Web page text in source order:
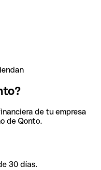
de tu empresa
de Qonto.
30 días.